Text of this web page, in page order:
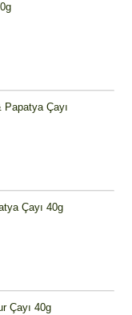
Çayı
Çayı 40g
Çayı 40g